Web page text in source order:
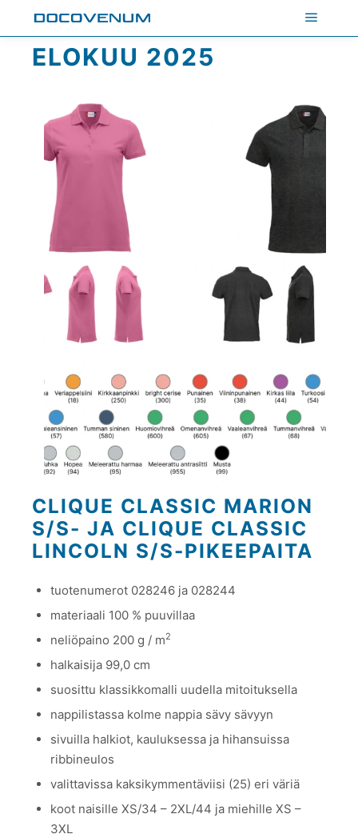
ELOKUU 2025
CLIQUE CLASSIC MARION
S/S- JA CLIQUE CLASSIC
LINCOLN S/S-PIKEEPAITA
tuotenumerot 028246 ja 028244
materiaali 100 % puuvillaa
neliöpaino 200 g / m2
halkaisija 99,0 cm
suosittu klassikkomalli uudella mitoituksella
nappilistassa kolme nappia sävy sävyyn
sivuilla halkiot, kauluksessa ja hihansuissa
ribbineulos
valittavissa kaksikymmentäviisi (25) eri väriä
koot naisille XS/34 – 2XL/44 ja miehille XS –
3XL